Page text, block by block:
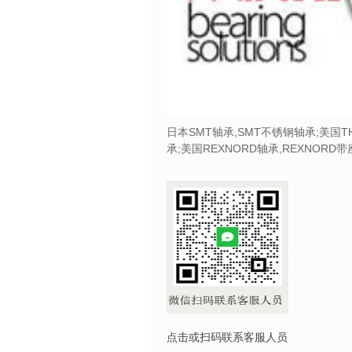
日本SMT轴承,SMT不锈钢轴承;美国
承;美国REXNORD轴承,REXNORD带
点击或扫码联系客服人员